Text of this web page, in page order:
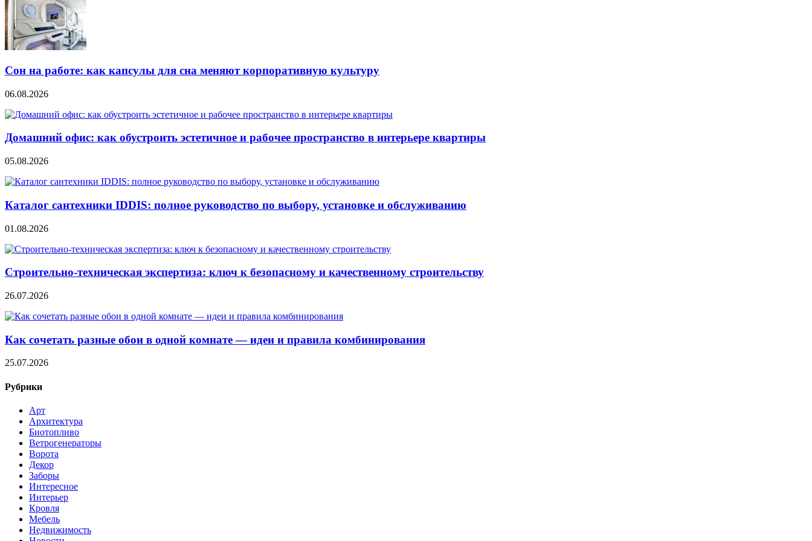
Сон на работе: как капсулы для сна меняют корпоративную культуру
06.08.2026
Домашний офис: как обустроить эстетичное и рабочее пространство в интерьере квартиры
05.08.2026
Каталог сантехники IDDIS: полное руководство по выбору, установке и обслуживанию
01.08.2026
Строительно‑техническая экспертиза: ключ к безопасному и качественному строительству
26.07.2026
Как сочетать разные обои в одной комнате — идеи и правила комбинирования
25.07.2026
Рубрики
Арт
Архитектура
Биотопливо
Ветрогенераторы
Ворота
Декор
Заборы
Интересное
Интерьер
Кровля
Мебель
Недвижимость